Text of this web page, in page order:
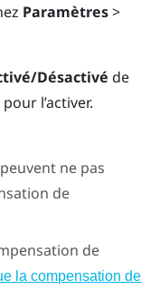
Paramètres>
Désactivé de
l’activer.
ne pas
de
de
la compensation de